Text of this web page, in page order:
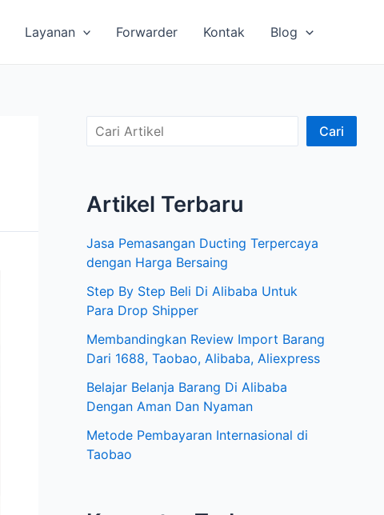
Layanan Forwarder Kontak Blog
i
r
i
k
e
l
Cari
Artikel Terbaru
Jasa Pemasangan Ducting Terpercaya
dengan Harga Bersaing
Step By Step Beli Di Alibaba Untuk
Para Drop Shipper
Membandingkan Review Import Barang
Dari 1688, Taobao, Alibaba, Aliexpress
Belajar Belanja Barang Di Alibaba
Dengan Aman Dan Nyaman
Metode Pembayaran Internasional di
Taobao